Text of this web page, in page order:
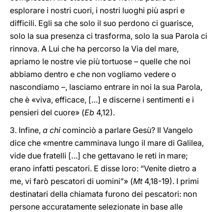
esplorare i nostri cuori, i nostri luoghi più aspri e
difficili. Egli sa che solo il suo perdono ci guarisce,
solo la sua presenza ci trasforma, solo la sua Parola ci
rinnova. A Lui che ha percorso la Via del mare,
apriamo le nostre vie più tortuose – quelle che noi
abbiamo dentro e che non vogliamo vedere o
nascondiamo –, lasciamo entrare in noi la sua Parola,
che è «viva, efficace, […] e discerne i sentimenti e i
pensieri del cuore» (Eb 4,12).
3. Infine, a chi cominciò a parlare Gesù? Il Vangelo
dice che «mentre camminava lungo il mare di Galilea,
vide due fratelli […] che gettavano le reti in mare;
erano infatti pescatori. E disse loro: “Venite dietro a
me, vi farò pescatori di uomini”» (Mt4,18-19). I primi
destinatari della chiamata furono dei pescatori: non
persone accuratamente selezionate in base alle